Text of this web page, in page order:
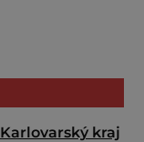
Karlovarský kraj